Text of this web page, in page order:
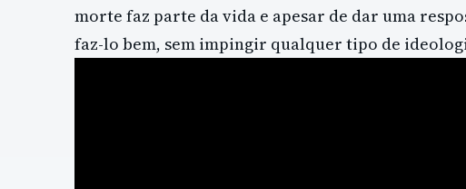
morte faz parte da vida e apesar de dar uma
faz-lo bem, sem impingir qualquer tipo de